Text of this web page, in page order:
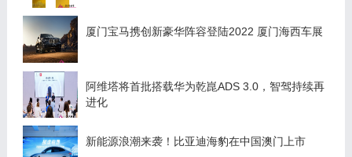
厦门宝马携创新豪华阵容登陆2022 厦门海西车展
阿维塔将首批搭载华为乾崑ADS 3.0，智驾持续再
进化
新能源浪潮来袭！比亚迪海豹在中国澳门上市